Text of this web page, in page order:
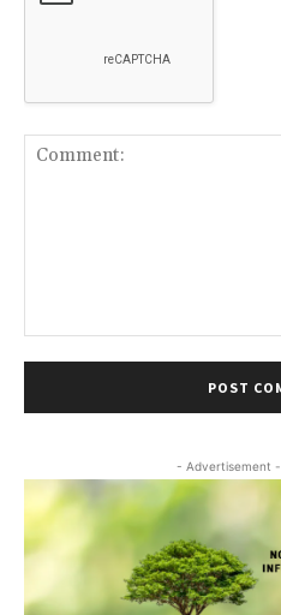
- Advertisement -